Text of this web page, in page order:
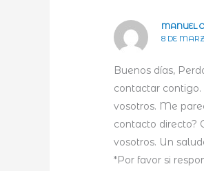
MANUEL
8 DE
Buenos días,
contactar
vosotros. Me
contacto directo?
vosotros. Un
*Por favor si